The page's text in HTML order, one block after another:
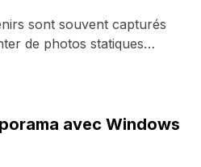
sont souvent capturés
de photos statiques
avec Windows